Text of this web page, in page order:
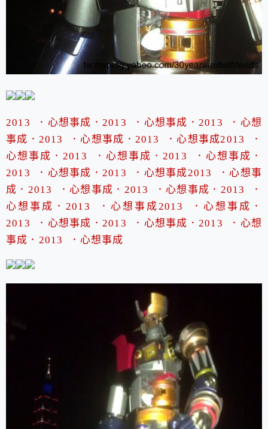
2013 ．心想事成． 2013 ．心想事成． 2013 ．心想
事成． 2013 ．心想事成． 2013 ．心想事成2013 ．
心想事成．2013 ．心想事成． 2013 ．心想事成．
2013 ．心想事成． 2013 ．心想事成2013 ．心想事
成． 2013 ．心想事成． 2013 ．心想事成． 2013 ．
心想事成．2013 ．心想事成2013 ．心想事成．
2013 ．心想事成． 2013 ．心想事成． 2013 ．心想
事成． 2013 ．心想事成